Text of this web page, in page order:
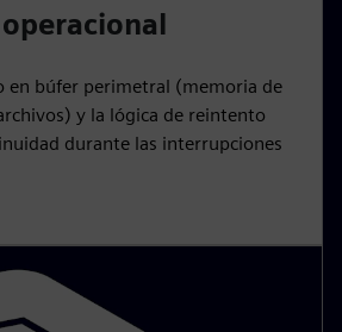
en búfer perimetral (memoria de
y la lógica de reintento
durante las interrupciones